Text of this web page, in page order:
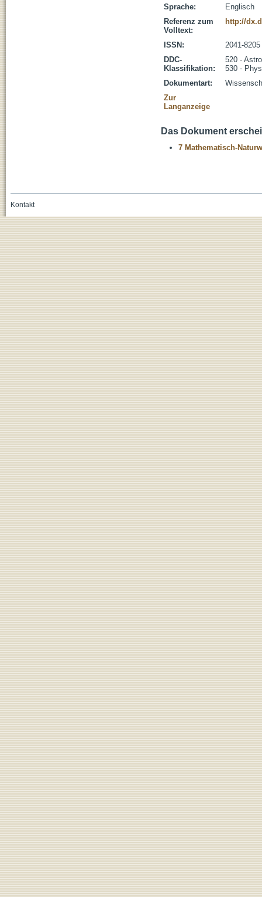
Sprache:
Englisch
Referenz zum
Volltext:
http://
ISSN:
2041-8205
DDC-
Klassifikation:
520 -
530 -
Dokumentart:
Zur
Langanzeige
Das Dokument
7 Mathematisch-
Kontakt